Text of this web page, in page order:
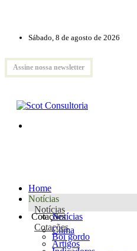
Sábado, 8 de agosto de 2026
Assine nossa newsletter
Home
Notícias
Notícias
Notícias
Clima
Artigos
Cotações
Cotações
Boi gordo